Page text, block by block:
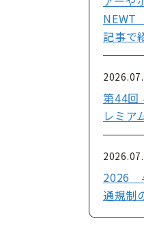
NEWT
記事で
第44回
レミア
2026
通規制